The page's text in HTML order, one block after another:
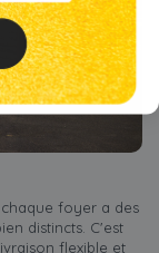
foyer a des
distincts. C'est
flexible et